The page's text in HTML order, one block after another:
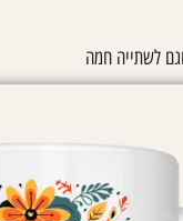
לשתייה חמה